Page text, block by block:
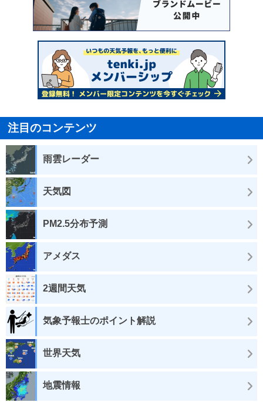
注目のコンテンツ
雨雲レーダー
天気図
PM2.5分布予測
アメダス
2週間天気
気象予報士のポイント解説
世界天気
地震情報